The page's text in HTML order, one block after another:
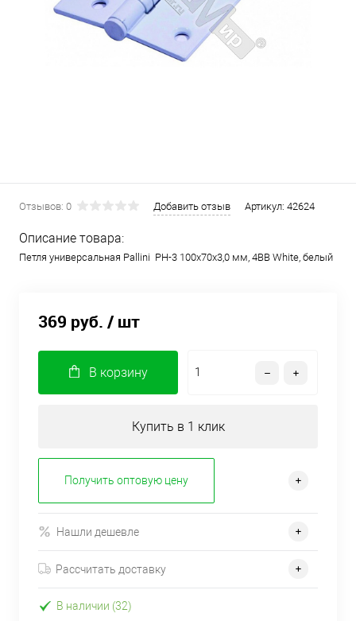
Отзывов: 0 Добавить отзыв Артикул: 42624
Описание товара:
Петля универсальная Pallini PH-3 100х70х3,0 мм, 4BB White, белый
369 руб. / шт
В корзину
Купить в 1 клик
Получить оптовую цену
Нашли дешевле
Рассчитать доставку
В наличии (32)